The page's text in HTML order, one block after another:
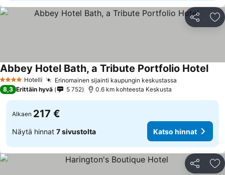
Jaa
4 Tähtiluokitus
Hotelli Erinomainen sijainti kaupungin keskustassa
Abbey Hotel Bath, a Tribute Portfolio Hotel
8,3 Erittäin hyvä 5 752 0.6 km kohteesta Keskusta
Alkaen 217 €
Näytä hinnat 7 sivustolta Katso hinnat
Jaa